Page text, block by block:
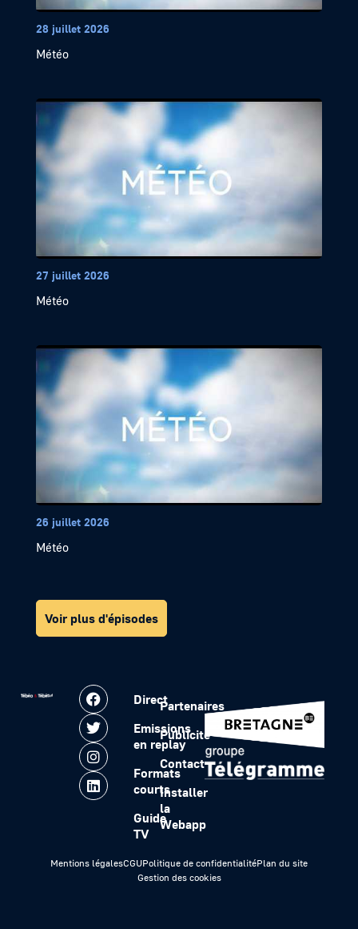
28 juillet 2026
Météo
27 juillet 2026
Météo
26 juillet 2026
Météo
Voir plus d'épisodes
Direct
Emissions
en replay
Formats
courts
Guide
TV
Partenaires
Publicité
Contact
Installer
la
Webapp
Mentions légalesCGUPolitique de confidentialitéPlan du site
Gestion des cookies